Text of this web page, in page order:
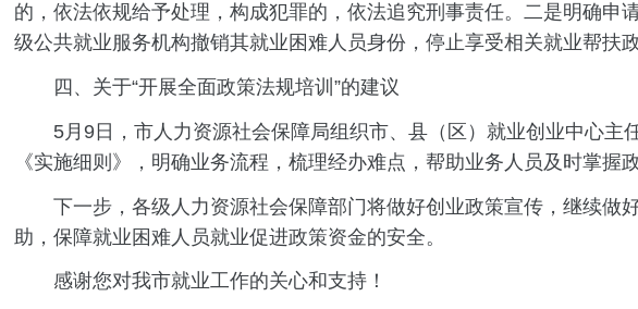
的，依法依规给予处理，构成犯罪的，依法追究刑事责任。二是明确
级公共就业服务机构撤销其就业困难人员身份，停止享受相关就业帮扶
四、关于“开展全面政策法规培训”的建议
5月9日，市人力资源社会保障局组织市、县（区）就业创业中心主
《实施细则》，明确业务流程，梳理经办难点，帮助业务人员及时掌握政
下一步，各级人力资源社会保障部门将做好创业政策宣传，继续做
助，保障就业困难人员就业促进政策资金的安全。
感谢您对我市就业工作的关心和支持！